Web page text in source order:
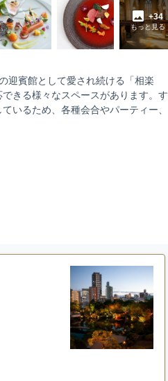
+34
もっと見る
迎賓館として愛され続ける「相楽
きる様々なスペースがあります。す
いるため、各種会合やパーティー、